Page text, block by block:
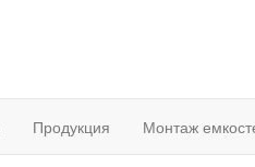
Продукция Монтаж